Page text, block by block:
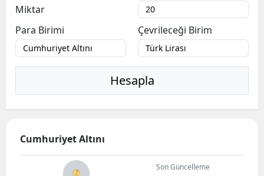
Miktar
Para Birimi
Çevrileceği Birim
Hesapla
Cumhuriyet Altını
Son Güncelleme